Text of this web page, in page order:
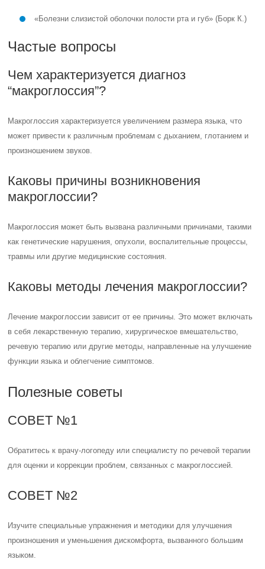
«Болезни слизистой оболочки полости рта и губ» (Борк К.)
Частые вопросы
Чем характеризуется диагноз
“макроглоссия”?
Макроглоссия характеризуется увеличением размера языка, что
может привести к различным проблемам с дыханием, глотанием и
произношением звуков.
Каковы причины возникновения
макроглоссии?
Макроглоссия может быть вызвана различными причинами, такими
как генетические нарушения, опухоли, воспалительные процессы,
травмы или другие медицинские состояния.
Каковы методы лечения макроглоссии?
Лечение макроглоссии зависит от ее причины. Это может включать
в себя лекарственную терапию, хирургическое вмешательство,
речевую терапию или другие методы, направленные на улучшение
функции языка и облегчение симптомов.
Полезные советы
СОВЕТ №1
Обратитесь к врачу-логопеду или специалисту по речевой терапии
для оценки и коррекции проблем, связанных с макроглоссией.
СОВЕТ №2
Изучите специальные упражнения и методики для улучшения
произношения и уменьшения дискомфорта, вызванного большим
языком.